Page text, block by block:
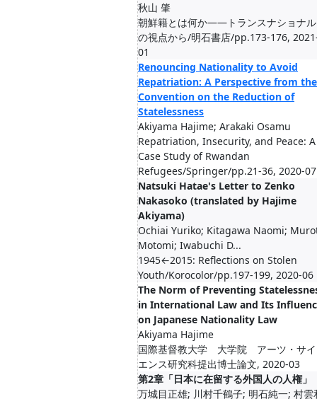
秋山 肇
朝鮮籍とは何か――トランスナショナル
の視点から/明石書店/pp.173-176,
01
Renouncing Nationality to Avoid
Repatriation: A Perspective from the
Convention on the Reduction of
Statelessness
Akiyama Hajime; Arakaki Osamu
Repatriation, Insecurity, and Peace: A
Case Study of Rwandan
Refugees/Springer/pp.21-36, 2020-07
Natsuki Hatae's Letter to Zenko
Nakasoko (translated by Hajime
Akiyama)
Ochiai Yuriko; Kitagawa Naomi;
Motomi; Iwabuchi D...
1945←2015: Reflections on Stolen
Youth/Korocolor/pp.197-199, 2020-06
The Norm of Preventing
in International Law and Its
on Japanese Nationality Law
Akiyama Hajime
国際基督教大学 大学院 アーツ・サイ
エンス研究科提出博士論文, 2020-03
第2章「日本に在留する外国人の人権」
万城目正雄; 川村千鶴子; 明石純一; 村雲